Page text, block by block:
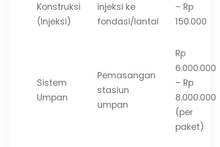
Konstruksi
(Injeksi)
injeksi ke
fondasi/lantai
– Rp
150.000
Sistem
Umpan
Pemasangan
stasiun
umpan
Rp
6.000.000
– Rp
8.000.000
(per
paket)